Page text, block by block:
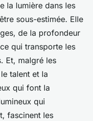
la lumière dans les
sous-estimée. Elle
de la profondeur
qui transporte les
Et, malgré les
talent et la
qui font la
qui
fascinent les